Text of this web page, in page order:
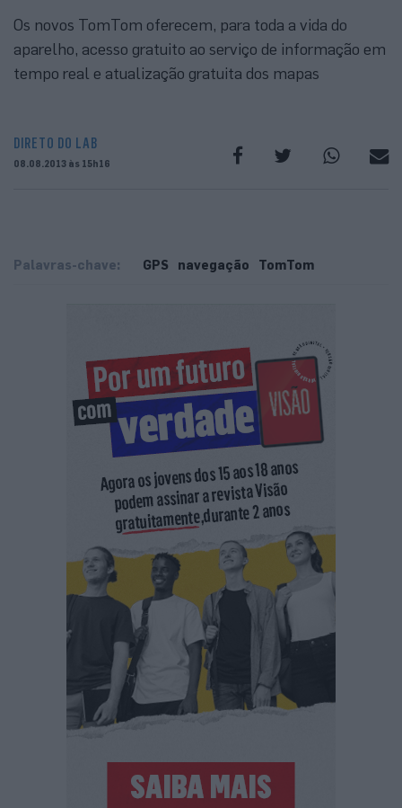
Os novos TomTom oferecem, para toda a vida do
aparelho, acesso gratuito ao serviço de informação em
tempo real e atualização gratuita dos mapas
DIRETO DO LAB
08.08.2013 às 15h16
Palavras-chave: GPS navegação TomTom